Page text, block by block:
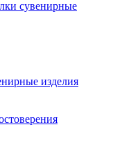
сувенирные
изделия